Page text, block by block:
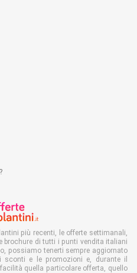
più recenti, le offerte settimanali,
brochure di tutti i punti vendita italiani
possiamo tenerti sempre aggiornato
e le promozioni e, durante il
quella particolare offerta, quello